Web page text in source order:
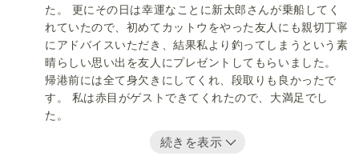
た。 更にその日は幸運なことに新太郎さんが乗船してく
れていたので、初めてカットウをやった友人にも親切丁寧
にアドバイスいただき、結果私より釣ってしまうという素
晴らしい思い出を友人にプレゼントしてもらいました。
帰港前には全て身欠きにしてくれ、段取りも良かったで
す。 私は赤目がゲストできてくれたので、大満足でし
た。
続きを表示